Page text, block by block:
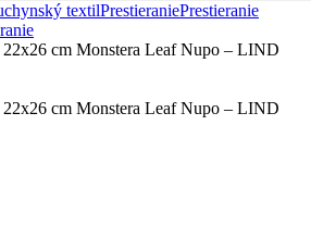
textilPrestieraniePrestieranie